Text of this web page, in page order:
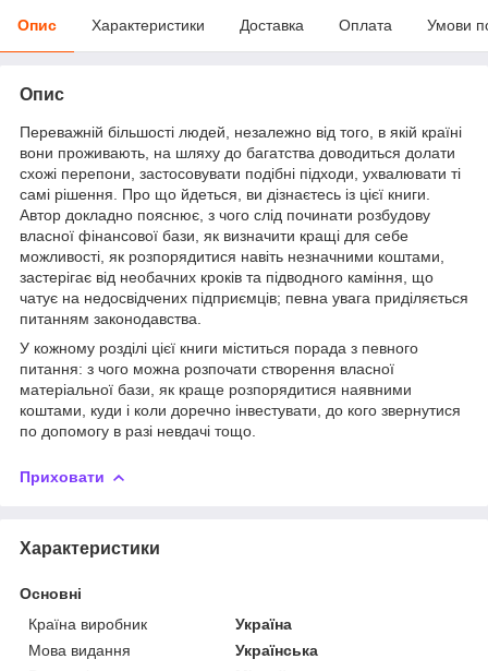
Опис Характеристики Доставка Оплата Умови
Опис
Переважній більшості людей, незалежно від того, в якій країні
вони проживають, на шляху до багатства доводиться долати
схожі перепони, застосовувати подібні підходи, ухвалювати ті
самі рішення. Про що йдеться, ви дізнаєтесь із цієї книги.
Автор докладно пояснює, з чого слід починати розбудову
власної фінансової бази, як визначити кращі для себе
можливості, як розпорядитися навіть незначними коштами,
застерігає від необачних кроків та підводного каміння, що
чатує на недосвідчених підприємців; певна увага приділяється
питанням законодавства.
У кожному розділі цієї книги міститься порада з певного
питання: з чого можна розпочати створення власної
матеріальної бази, як краще розпорядитися наявними
коштами, куди і коли доречно інвестувати, до кого звернутися
по допомогу в разі невдачі тощо.
Приховати
Характеристики
Основні
Країна виробник
Україна
Мова видання
Українська